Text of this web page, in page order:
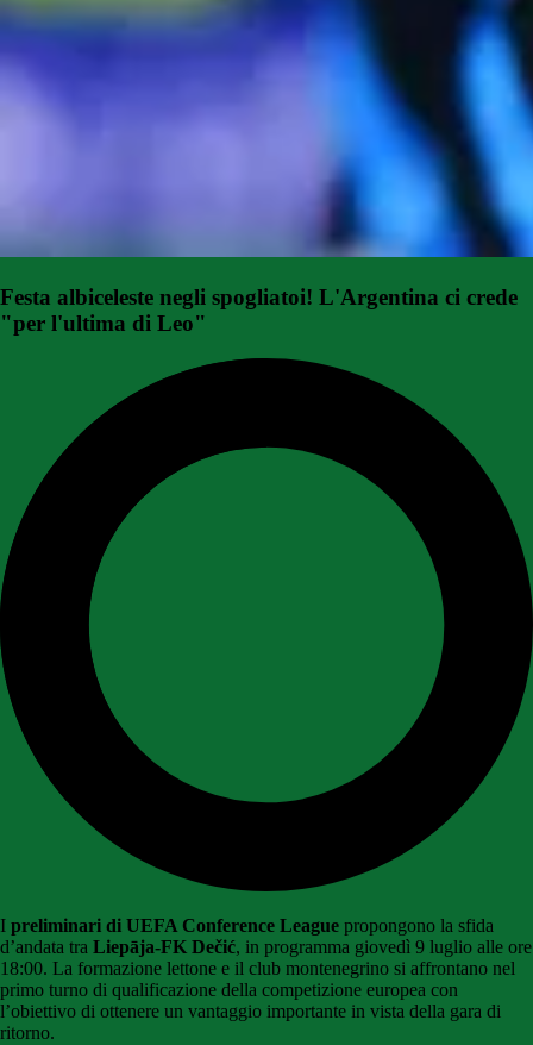
Festa albiceleste negli spogliatoi! L'Argentina ci crede
"per l'ultima di Leo"
I preliminari di UEFA Conference League propongono la sfida
d’andata tra Liepāja-FK Dečić, in programma giovedì 9 luglio alle ore
18:00. La formazione lettone e il club montenegrino si affrontano nel
primo turno di qualificazione della competizione europea con
l’obiettivo di ottenere un vantaggio importante in vista della gara di
ritorno.